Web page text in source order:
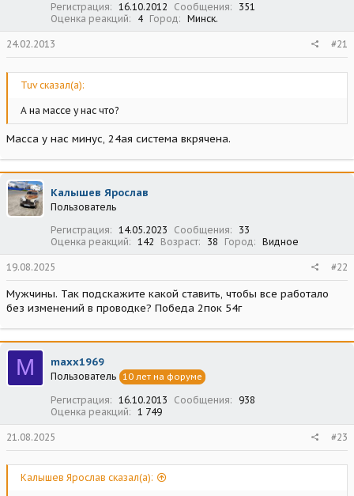
л
а
Регистрация 16.10.2012 Сообщения
351
Оценка реакций
4 Город Минск.
24.02.2013 #21
Tuv сказал(а):
А на массе у нас что?
Масса у нас минус, 24ая система вкрячена.
Калышев Ярослав
Пользователь
Регистрация
14.05.2023 Сообщения
33
Оценка реакций
142 Возраст 38 Город Видное
19.08.2025 #22
Мужчины. Так подскажите какой ставить, чтобы все работало
без изменений в проводке? Победа 2пок 54г
M maxx1969
Пользователь 10 лет на форуме
Регистрация 16.10.2013 Сообщения
938
Оценка реакций
1 749
21.08.2025 #23
Калышев Ярослав сказал(а):